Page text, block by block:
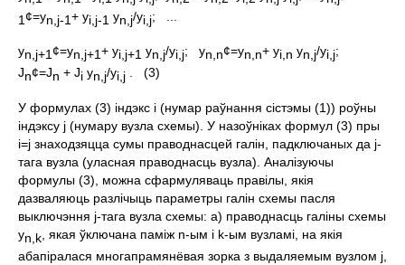
1 ¢=yn,j-1+ yi,j-1 yn,j/yi,j; ...
yn,j+1 ¢=yn,j+1+ yi,j+1 yn,j/yi,j; yn,n¢=yn,n+ yi,n yn,j/yi,j;
Jn¢=Jn + Ji yn,j/yi,j . (3)
У формулах (3) iндэкс i (нумар раўнання сiстэмы (1)) роўны
iндэксу j (нумару вузла схемы). У назоўнiках формул (3) пры
i=j знаходзяцца сумы праводнасцей галiн, падключаных да j-
тага вузла (уласная праводнасць вузла). Аналiзуючы
формулы (3), можна сфармуляваць правiлы, якiя
дазваляюць разлiчыць параметры галiн схемы пасля
выключэння j-тага вузла схемы: а) праводнасць галiны схемы
yn,k , якая ўключана памiж n-ым i k-ым вузламi, на якiя
абапiралася многапрамянёвая зорка з выдаляемым вузлом j,